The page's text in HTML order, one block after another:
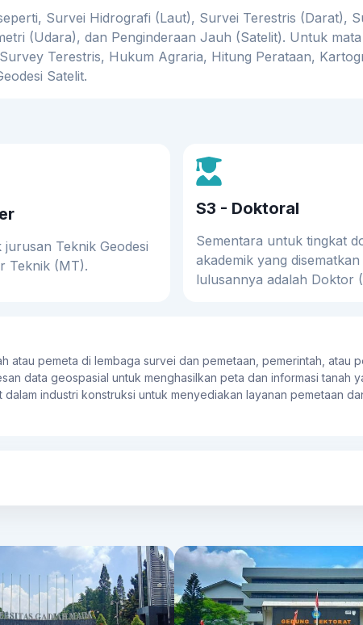
Survei Hidrografi (Laut), Survei Terestris (Darat),
(Udara), dan Penginderaan Jauh (Satelit). Untuk
Terestris, Hukum Agraria, Hitung Perataan,
Satelit.
Teknik Geodesi
Teknik (MT).
S3 - Doktoral
Sementara untuk tingkat
akademik yang disematkan
lulusannya adalah Doktor
pemeta di lembaga survei dan pemetaan, pemerintah, atau
data geospasial untuk menghasilkan peta dan informasi tanah
industri konstruksi untuk menyediakan layanan pemetaan
pembangunan kota, infrastruktur, dan proyek konstruksi lainnya.
SIG untuk berbagai keperluan, termasuk pemetaan wilayah,